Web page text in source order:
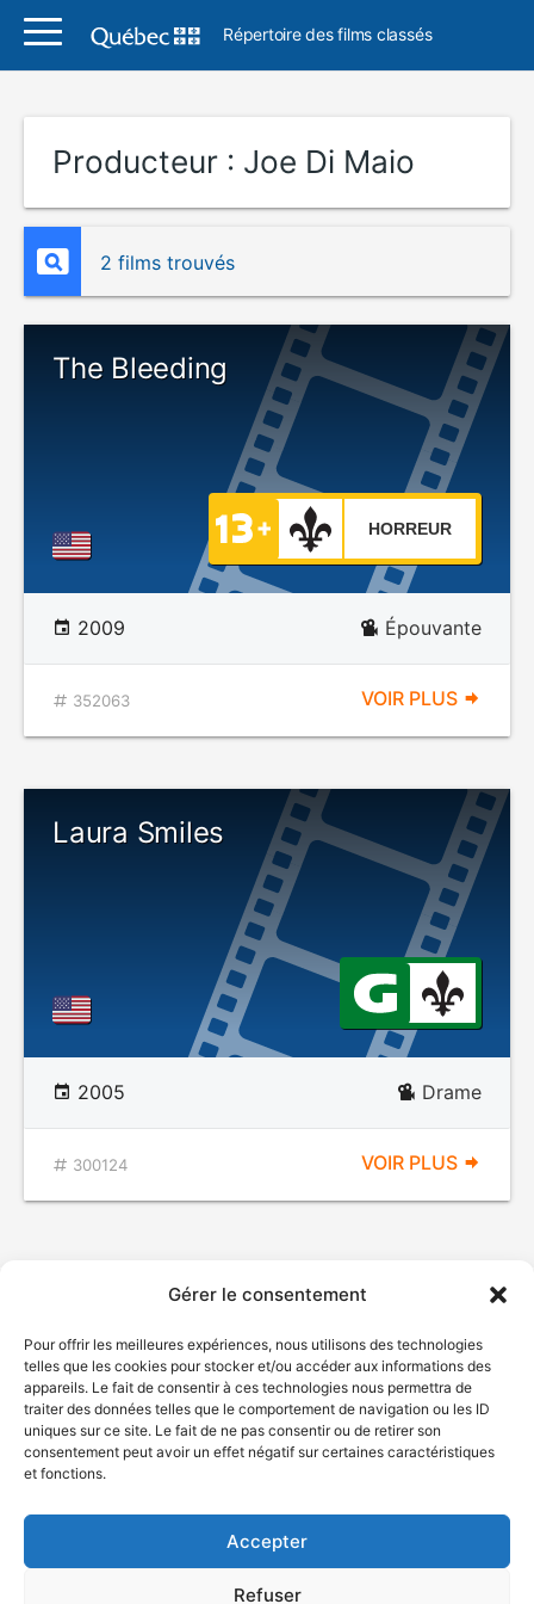
Gérer le consentement
Pour offrir les meilleures expériences, nous utilisons des technologies
telles que les cookies pour stocker et/ou accéder aux informations des
appareils. Le fait de consentir à ces technologies nous permettra de
traiter des données telles que le comportement de navigation ou les ID
uniques sur ce site. Le fait de ne pas consentir ou de retirer son
consentement peut avoir un effet négatif sur certaines caractéristiques
et fonctions.
Accepter
Refuser
Répertoire des films classés
Producteur : Joe Di Maio
2 films trouvés
The Bleeding
HORREUR
2009 Épouvante
352063 VOIR PLUS
Laura Smiles
2005 Drame
300124 VOIR PLUS
© Gouvernement du Québec, 2026
Plan du site
Accessibilité
Accès à l'information
Déclaration de services